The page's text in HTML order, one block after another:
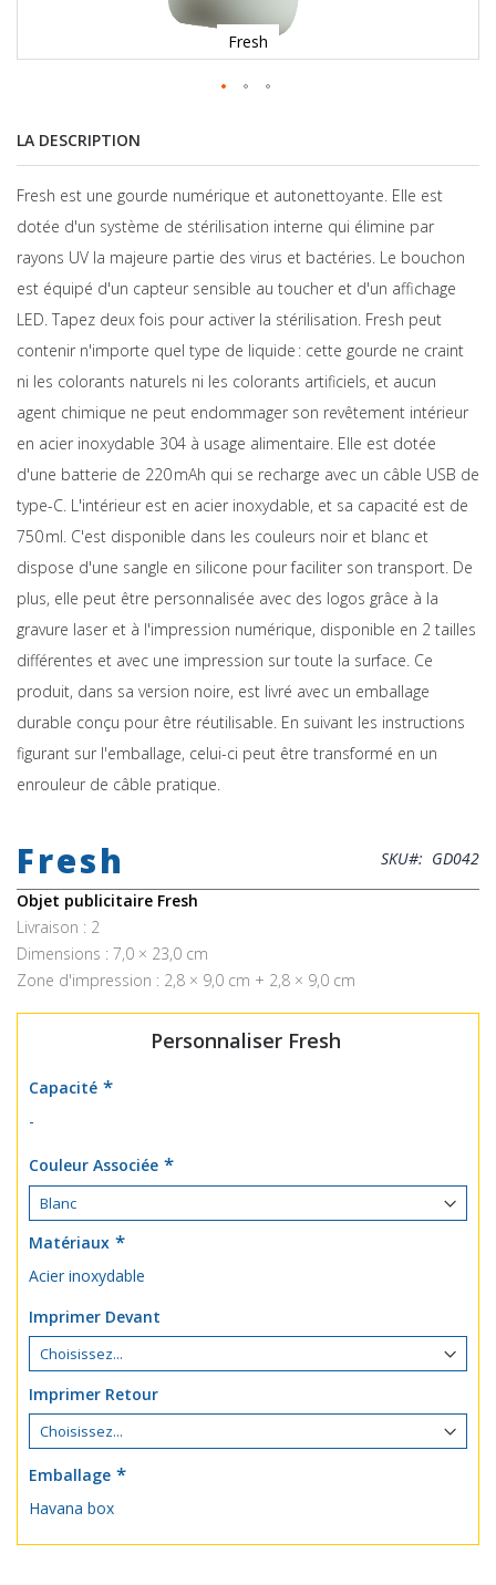
Fresh
LA DESCRIPTION
Fresh est une gourde numérique et autonettoyante. Elle est
dotée d'un système de stérilisation interne qui élimine par
rayons UV la majeure partie des virus et bactéries. Le bouchon
est équipé d'un capteur sensible au toucher et d'un affichage
LED. Tapez deux fois pour activer la stérilisation. Fresh peut
contenir n'importe quel type de liquide : cette gourde ne craint
ni les colorants naturels ni les colorants artificiels, et aucun
agent chimique ne peut endommager son revêtement intérieur
en acier inoxydable 304 à usage alimentaire. Elle est dotée
d'une batterie de 220 mAh qui se recharge avec un câble USB de
type-C. L'intérieur est en acier inoxydable, et sa capacité est de
750 ml. C'est disponible dans les couleurs noir et blanc et
dispose d'une sangle en silicone pour faciliter son transport. De
plus, elle peut être personnalisée avec des logos grâce à la
gravure laser et à l'impression numérique, disponible en 2 tailles
différentes et avec une impression sur toute la surface. Ce
produit, dans sa version noire, est livré avec un emballage
durable conçu pour être réutilisable. En suivant les instructions
figurant sur l'emballage, celui-ci peut être transformé en un
enrouleur de câble pratique.
the
beginning
of
the
images
gallery
Fresh SKU
GD042
Objet publicitaire Fresh
Livraison : 2
Dimensions : 7,0 × 23,0 cm
Zone d'impression : 2,8 × 9,0 cm + 2,8 × 9,0 cm
Personnaliser Fresh
Capacité
-
Couleur Associée
Matériaux
Acier inoxydable
Imprimer Devant
Imprimer Retour
Emballage
Havana box